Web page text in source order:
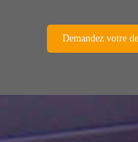
Demandez votre